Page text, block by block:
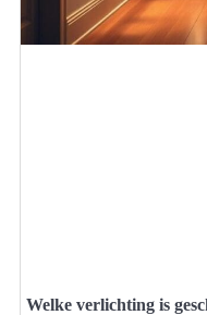
Welke verlichting is